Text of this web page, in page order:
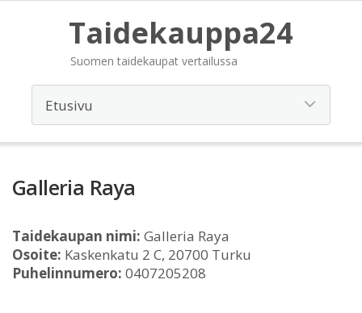
Taidekauppa24
Suomen taidekaupat vertailussa
Galleria Raya
Taidekaupan nimi: Galleria Raya
Osoite: Kaskenkatu 2 C, 20700 Turku
Puhelinnumero: 0407205208